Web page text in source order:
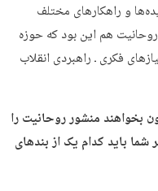
و راهکارهای مختلف
هم این بود که حوزه
فکری ـ راهبردی انقلاب
بخواهند منشور روحانیت را
شما باید کدام یک از بندهای